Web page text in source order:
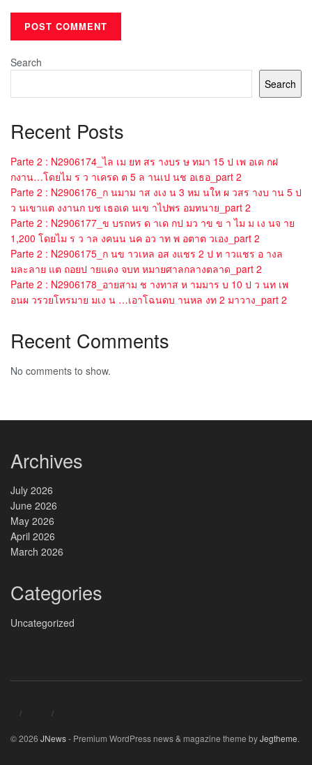
Search
Search
Recent Posts
Parte 2 : N2906174_ไล เม ยท สร างบร ษ ทมา 15 ป เพ อเด กฝ
กงาน…โดยไม ร ว าเครด ต 5 ล านเป นช อเธอ_part 2
Parte 2 : N2906176_ก นมาม าส งเง น 3 หม นให ผ วสร างบ าน 5 ป
ว นเขาแต งงานก บช เธอเด นเข าไปพร อมทนาย_part 2
Parte 2 : N2906177_ข บรถหร ด าเด กป มว าข ข า ไม ม เง นจ าย
1,200 โดยไม ร ว าล งคนน นค อว าท พ อตาต วเอง_part 2
Parte 2 : N2906175_ก นข าวเหล อส งแชร 2 ป ท าวแชร อ างล
มละลาย แต ถอยป ายแดง จบท หมายศาลกลางตลาด_part 2
Parte 2 : N2906178_อายสาม ช างทาส ห ามมาร บ 10 ป ว นท เพ
อนผ วรวยโทรมาย มเง น …เอาโฉนดบ านหล งท 2 มาวาง_part 2
Recent Comments
No comments to show.
Archives
July 2026
June 2026
May 2026
April 2026
March 2026
Categories
Uncategorized
© 2026 JNews- Premium WordPress news & magazine theme byJegtheme.